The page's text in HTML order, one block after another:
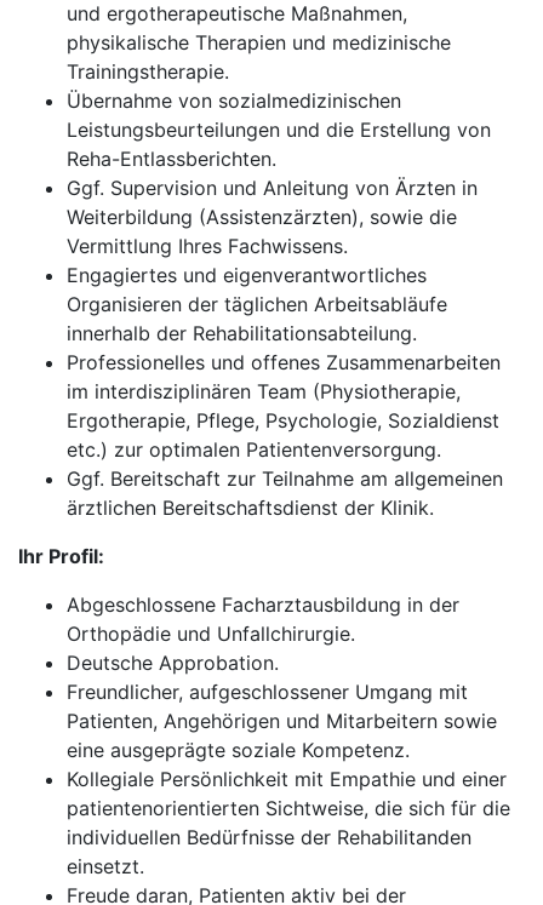
und ergotherapeutische Maßnahmen,
physikalische Therapien und medizinische
Trainingstherapie.
Übernahme von sozialmedizinischen
Leistungsbeurteilungen und die Erstellung von
Reha-Entlassberichten.
Ggf. Supervision und Anleitung von Ärzten in
Weiterbildung (Assistenzärzten), sowie die
Vermittlung Ihres Fachwissens.
Engagiertes und eigenverantwortliches
Organisieren der täglichen Arbeitsabläufe
innerhalb der Rehabilitationsabteilung.
Professionelles und offenes Zusammenarbeiten
im interdisziplinären Team (Physiotherapie,
Ergotherapie, Pflege, Psychologie, Sozialdienst
etc.) zur optimalen Patientenversorgung.
Ggf. Bereitschaft zur Teilnahme am allgemeinen
ärztlichen Bereitschaftsdienst der Klinik.
Ihr Profil:
Abgeschlossene Facharztausbildung in der
Orthopädie und Unfallchirurgie.
Deutsche Approbation.
Freundlicher, aufgeschlossener Umgang mit
Patienten, Angehörigen und Mitarbeitern sowie
eine ausgeprägte soziale Kompetenz.
Kollegiale Persönlichkeit mit Empathie und einer
patientenorientierten Sichtweise, die sich für die
individuellen Bedürfnisse der Rehabilitanden
einsetzt.
Freude daran, Patienten aktiv bei der